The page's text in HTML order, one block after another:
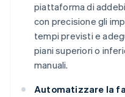
piattaforma di
con precisione gli
tempi previsti e
piani superiori o
manuali.
Automatizzare la